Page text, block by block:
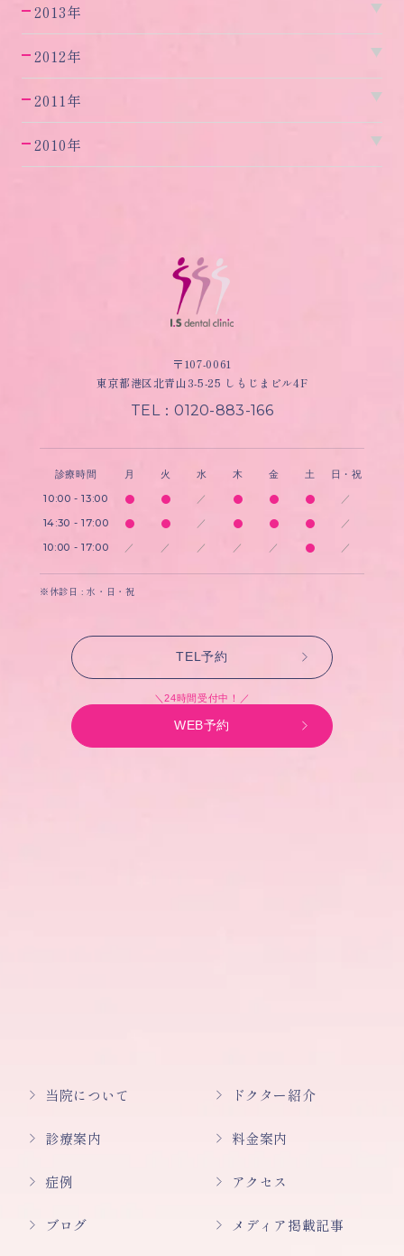
2013年
2012年
2011年
2010年
〒107-0061
東京都港区北青山3-5-25 しもじまビル4F
TEL：0120-883-166
診療時間 月 火 水 木 金 土 日・祝
10:00 - 13:00 ／ ／
14:30 - 17:00 ／ ／
10:00 - 17:00 ／ ／ ／ ／ ／ ／
※休診日 : 水・日・祝
TEL予約
＼24時間受付中！／
WEB予約
当院について ドクター紹介
診療案内 料金案内
症例 アクセス
ブログ メディア掲載記事